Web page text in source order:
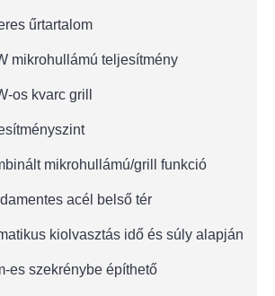
űrtartalom
mikrohullámú teljesítmény
os kvarc grill
mikrohullámú/grill funkció
acél belső tér
kiolvasztás idő és súly alapján
es szekrénybe építhető